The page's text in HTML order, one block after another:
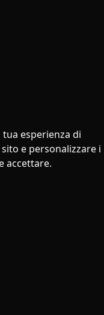
esperienza di
e personalizzare i
accettare.